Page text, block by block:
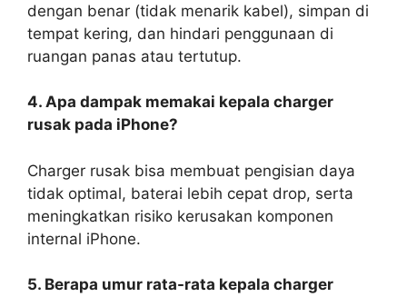
dengan benar (tidak menarik kabel), simpan di
tempat kering, dan hindari penggunaan di
ruangan panas atau tertutup.
4. Apa dampak memakai kepala charger
rusak pada iPhone?
Charger rusak bisa membuat pengisian daya
tidak optimal, baterai lebih cepat drop, serta
meningkatkan risiko kerusakan komponen
internal iPhone.
5. Berapa umur rata-rata kepala charger